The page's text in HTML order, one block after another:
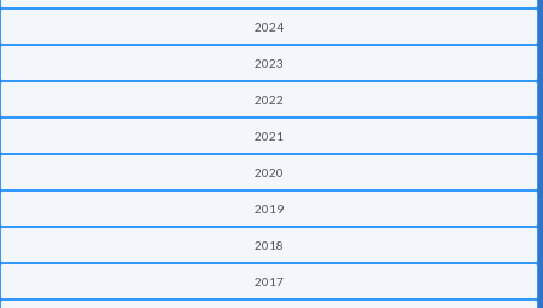
2024
2023
2022
2021
2020
2019
2018
2017